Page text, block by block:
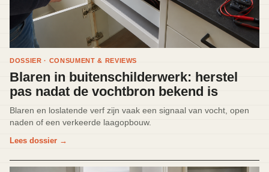
DOSSIER · CONSUMENT & REVIEWS
Blaren in buitenschilderwerk: herstel
pas nadat de vochtbron bekend is
Blaren en loslatende verf zijn vaak een signaal van vocht, open
naden of een verkeerde laagopbouw.
Lees dossier →